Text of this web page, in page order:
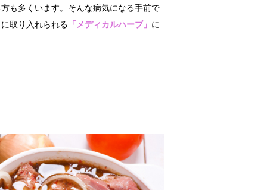
も多くいます。そんな病気になる手前で
取り入れられる 「メディカルハーブ」 に